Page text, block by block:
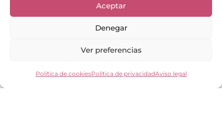
Aceptar
Denegar
Ver preferencias
Política de cookiesPolítica de privacidadAviso legal
Cuidados del calzado
Cuidados del bolso
Contacto
Los clientes opinan
Preguntas frecuentes